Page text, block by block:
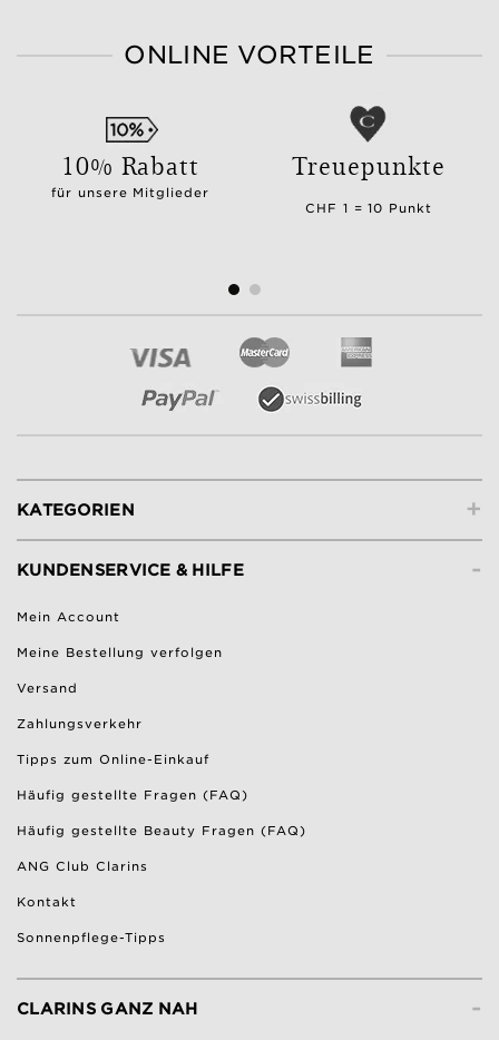
ONLINE VORTEILE
10% Rabatt
für unsere Mitglieder
Treuepunkte
CHF 1 = 10 Punkt
+
KATEGORIEN
-
KUNDENSERVICE & HILFE
Mein Account
Meine Bestellung verfolgen
Versand
Zahlungsverkehr
Tipps zum Online-Einkauf
Häufig gestellte Fragen (FAQ)
Häufig gestellte Beauty Fragen (FAQ)
ANG Club Clarins
Kontakt
Sonnenpflege-Tipps
-
CLARINS GANZ NAH